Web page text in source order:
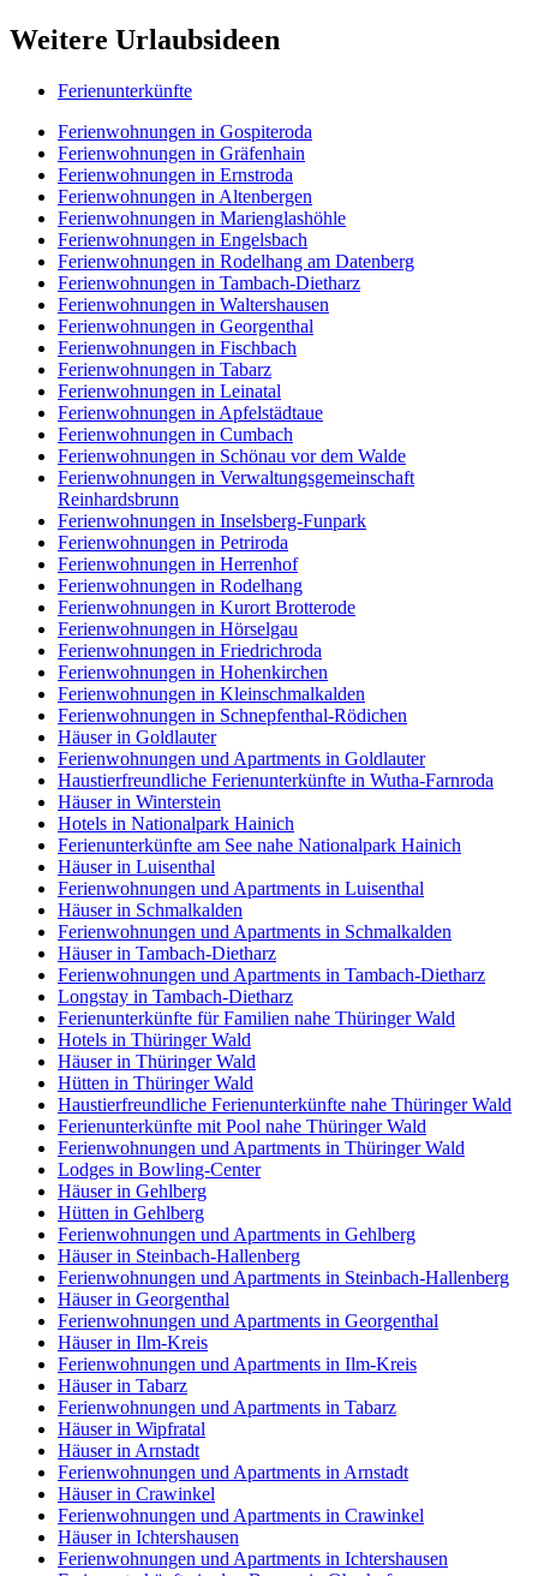
Weitere Urlaubsideen
Ferienunterkünfte
Ferienwohnungen in Gospiteroda
Ferienwohnungen in Gräfenhain
Ferienwohnungen in Ernstroda
Ferienwohnungen in Altenbergen
Ferienwohnungen in Marienglashöhle
Ferienwohnungen in Engelsbach
Ferienwohnungen in Rodelhang am Datenberg
Ferienwohnungen in Tambach-Dietharz
Ferienwohnungen in Waltershausen
Ferienwohnungen in Georgenthal
Ferienwohnungen in Fischbach
Ferienwohnungen in Tabarz
Ferienwohnungen in Leinatal
Ferienwohnungen in Apfelstädtaue
Ferienwohnungen in Cumbach
Ferienwohnungen in Schönau vor dem Walde
Ferienwohnungen in Verwaltungsgemeinschaft
Reinhardsbrunn
Ferienwohnungen in Inselsberg-Funpark
Ferienwohnungen in Petriroda
Ferienwohnungen in Herrenhof
Ferienwohnungen in Rodelhang
Ferienwohnungen in Kurort Brotterode
Ferienwohnungen in Hörselgau
Ferienwohnungen in Friedrichroda
Ferienwohnungen in Hohenkirchen
Ferienwohnungen in Kleinschmalkalden
Ferienwohnungen in Schnepfenthal-Rödichen
Häuser in Goldlauter
Ferienwohnungen und Apartments in Goldlauter
Haustierfreundliche Ferienunterkünfte in Wutha-Farnroda
Häuser in Winterstein
Hotels in Nationalpark Hainich
Ferienunterkünfte am See nahe Nationalpark Hainich
Häuser in Luisenthal
Ferienwohnungen und Apartments in Luisenthal
Häuser in Schmalkalden
Ferienwohnungen und Apartments in Schmalkalden
Häuser in Tambach-Dietharz
Ferienwohnungen und Apartments in Tambach-Dietharz
Longstay in Tambach-Dietharz
Ferienunterkünfte für Familien nahe Thüringer Wald
Hotels in Thüringer Wald
Häuser in Thüringer Wald
Hütten in Thüringer Wald
Haustierfreundliche Ferienunterkünfte nahe Thüringer Wald
Ferienunterkünfte mit Pool nahe Thüringer Wald
Ferienwohnungen und Apartments in Thüringer Wald
Lodges in Bowling-Center
Häuser in Gehlberg
Hütten in Gehlberg
Ferienwohnungen und Apartments in Gehlberg
Häuser in Steinbach-Hallenberg
Ferienwohnungen und Apartments in Steinbach-Hallenberg
Häuser in Georgenthal
Ferienwohnungen und Apartments in Georgenthal
Häuser in Ilm-Kreis
Ferienwohnungen und Apartments in Ilm-Kreis
Häuser in Tabarz
Ferienwohnungen und Apartments in Tabarz
Häuser in Wipfratal
Häuser in Arnstadt
Ferienwohnungen und Apartments in Arnstadt
Häuser in Crawinkel
Ferienwohnungen und Apartments in Crawinkel
Häuser in Ichtershausen
Ferienwohnungen und Apartments in Ichtershausen